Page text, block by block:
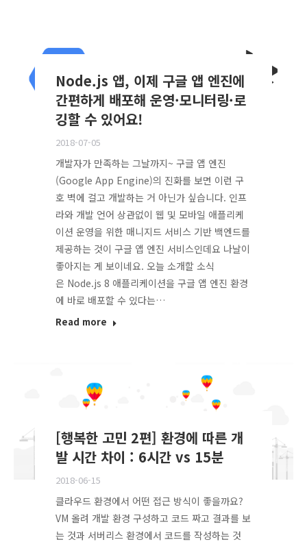
Node.js 앱, 이제 구글 앱 엔진에
간편하게 배포해 운영·모니터링·로
깅할 수 있어요!
2018-07-05
개발자가 만족하는 그날까지~ 구글 앱 엔진
(Google App Engine)의 진화를 보면 이런 구
호 벽에 걸고 개발하는 거 아닌가 싶습니다. 인프
라와 개발 언어 상관없이 웹 및 모바일 애플리케
이션 운영을 위한 매니지드 서비스 기반 백엔드를
제공하는 것이 구글 앱 엔진 서비스인데요 나날이
좋아지는 게 보이네요. 오늘 소개할 소식
은 Node.js 8 애플리케이션을 구글 앱 엔진 환경
에 바로 배포할 수 있다는…
Read more
[행복한 고민 2편] 환경에 따른 개
발 시간 차이 : 6시간 vs 15분
2018-06-15
클라우드 환경에서 어떤 접근 방식이 좋을까요?
VM 올려 개발 환경 구성하고 코드 짜고 결과를 보
는 것과 서버리스 환경에서 코드를 작성하는 것